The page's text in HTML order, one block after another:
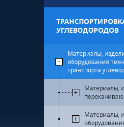
УГЛЕВОДОРОДОВ
Материалы,
оборудования
транспорта
Материалы,
Материалы,